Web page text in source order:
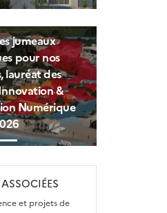
jumeaux
pour nos
lauréat des
&
Numérique
et projets de